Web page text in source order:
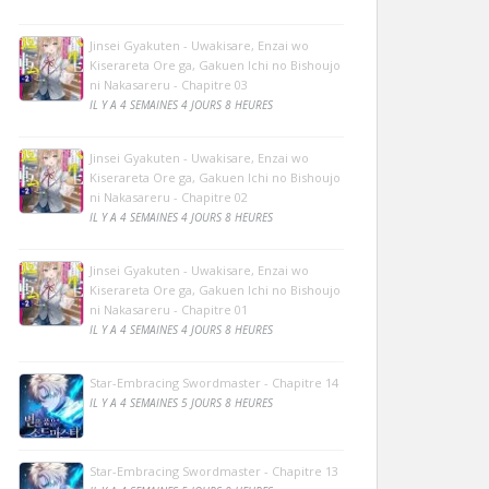
Jinsei Gyakuten - Uwakisare, Enzai wo
Kiserareta Ore ga, Gakuen Ichi no Bishoujo
ni Nakasareru - Chapitre 03
IL Y A 4 SEMAINES 4 JOURS 8 HEURES
Jinsei Gyakuten - Uwakisare, Enzai wo
Kiserareta Ore ga, Gakuen Ichi no Bishoujo
ni Nakasareru - Chapitre 02
IL Y A 4 SEMAINES 4 JOURS 8 HEURES
Jinsei Gyakuten - Uwakisare, Enzai wo
Kiserareta Ore ga, Gakuen Ichi no Bishoujo
ni Nakasareru - Chapitre 01
IL Y A 4 SEMAINES 4 JOURS 8 HEURES
Star-Embracing Swordmaster - Chapitre 14
IL Y A 4 SEMAINES 5 JOURS 8 HEURES
Star-Embracing Swordmaster - Chapitre 13